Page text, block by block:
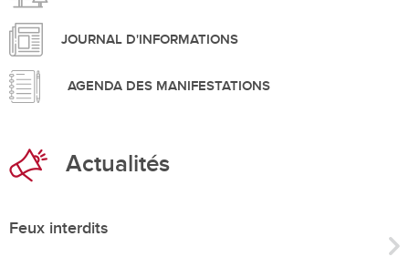
JOURNAL D'INFORMATIONS
AGENDA DES MANIFESTATIONS
Actualités
Feux interdits